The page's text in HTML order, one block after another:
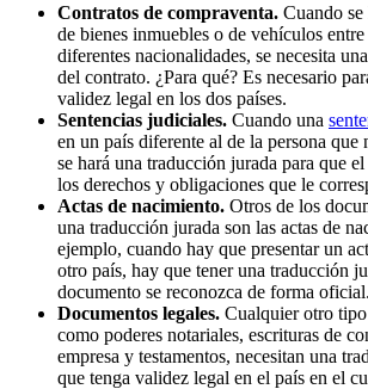
Contratos de compraventa. Cuando se
de bienes inmuebles o de vehículos entre
diferentes nacionalidades, se necesita
del contrato. ¿Para qué? Es necesario
validez legal en los dos países.
Sentencias judiciales. Cuando una
en un país diferente al de la persona que
se hará una traducción jurada para que
los derechos y obligaciones que le
Actas de nacimiento. Otros de los
una traducción jurada son las actas de
ejemplo, cuando hay que presentar un
otro país, hay que tener una traducción
documento se reconozca de forma oficial.
Documentos legales. Cualquier otro
como poderes notariales, escrituras de
empresa y testamentos, necesitan una
que tenga validez legal en el país en el